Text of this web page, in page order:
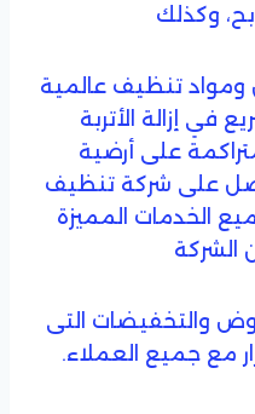
وكذلك
ومواد تنظيف عالمية
إزالة الأتربة
على أرضية
على شركة تنظيف
الخدمات المميزة
الشركة
والتخفيضات التى
مع جميع العملاء.